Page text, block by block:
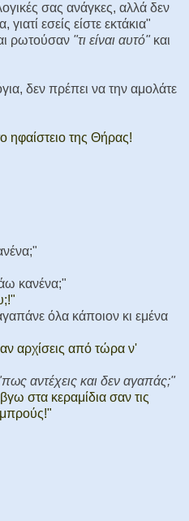
σας ανάγκες, αλλά δεν
εσείς είστε εκτάκια"
ρωτούσαν "τι είναι αυτό"και
δεν πρέπει να την αμολάτε
ηφαίστειο της Θήρας!
κανένα;"
όλα κάποιον κι εμένα
αρχίσεις από τώρα ν'
αντέχεις και δεν αγαπάς;"
στα κεραμίδια σαν τις